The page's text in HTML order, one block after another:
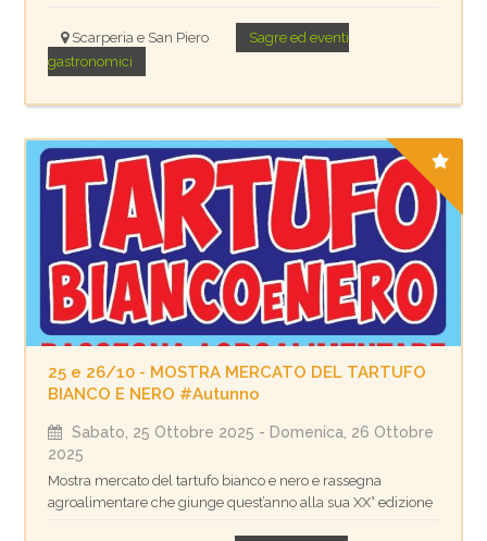
Scarperia e San Piero
Sagre ed eventi
gastronomici
25 e 26/10 - MOSTRA MERCATO DEL TARTUFO
BIANCO E NERO #Autunno
Sabato, 25 Ottobre 2025 - Domenica, 26 Ottobre
2025
Mostra mercato del tartufo bianco e nero e rassegna
agroalimentare che giunge quest’anno alla sua XX° edizione